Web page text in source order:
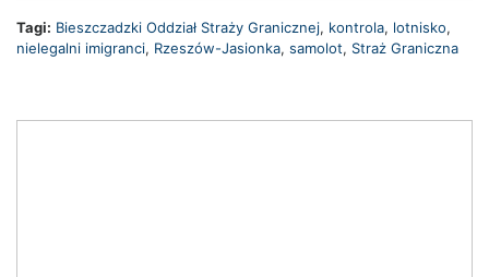
Tagi: Bieszczadzki Oddział Straży Granicznej, kontrola, lotnisko,
nielegalni imigranci, Rzeszów-Jasionka, samolot, Straż Graniczna